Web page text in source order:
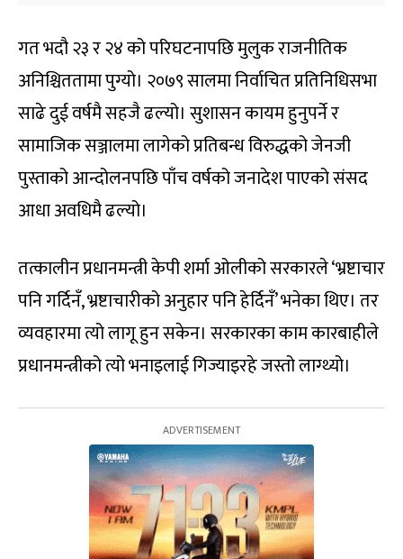
गत भदौ २३ र २४ को परिघटनापछि मुलुक राजनीतिक
अनिश्चिततामा पुग्यो। २०७९ सालमा निर्वाचित प्रतिनिधिसभा
साढे दुई वर्षमै सहजै ढल्यो। सुशासन कायम हुनुपर्ने र
सामाजिक सञ्जालमा लागेको प्रतिबन्ध विरुद्धको जेनजी
पुस्ताको आन्दोलनपछि पाँच वर्षको जनादेश पाएको संसद
आधा अवधिमै ढल्यो।
तत्कालीन प्रधानमन्त्री केपी शर्मा ओलीको सरकारले ‘भ्रष्टाचार
पनि गर्दिनँ, भ्रष्टाचारीको अनुहार पनि हेर्दिनँ’ भनेका थिए। तर
व्यवहारमा त्यो लागू हुन सकेन। सरकारका काम कारबाहीले
प्रधानमन्त्रीको त्यो भनाइलाई गिज्याइरहे जस्तो लाग्थ्यो।